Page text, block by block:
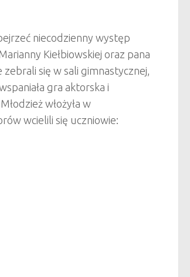
niecodzienny występ
Kiełbiowskiej oraz pana
się w sali gimnastycznej,
gra aktorska i
włożyła w
wcielili się uczniowie: